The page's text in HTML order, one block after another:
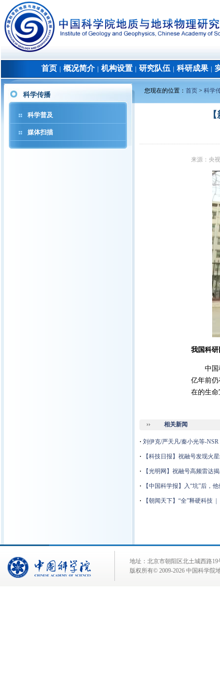
首页 概况简介│ 机构设置 研究队伍 科研成果│
科学传播
科学普及
媒体扫描
您现在的位置： 首页 > 科学
来源： 央
我国科
中国科
亿年前
在的生
相关新闻
· 刘伊克/严天凡/秦小光等-
· 【科技日报】祝融号发现火
· 【光明网】 祝融号高频雷达
· 【中国科学报】入“坑”后，
· 【朝闻天下】“全”释硬科技
地址：北京市朝阳区北土城西路
版权所有© 2009-2026 中国科学院